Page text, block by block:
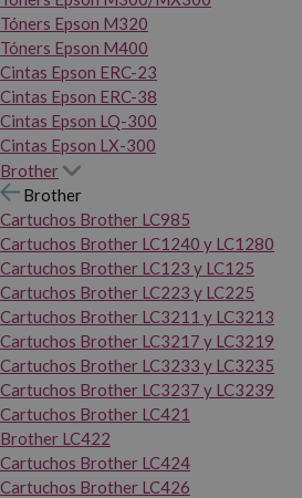
Tóners Epson M320
Tóners Epson M400
Cintas Epson ERC-23
Cintas Epson ERC-38
Cintas Epson LQ-300
Cintas Epson LX-300
Brother
Brother
Cartuchos Brother LC985
Cartuchos Brother LC1240 y LC1280
Cartuchos Brother LC123 y LC125
Cartuchos Brother LC223 y LC225
Cartuchos Brother LC3211 y LC3213
Cartuchos Brother LC3217 y LC3219
Cartuchos Brother LC3233 y LC3235
Cartuchos Brother LC3237 y LC3239
Cartuchos Brother LC421
Brother LC422
Cartuchos Brother LC424
Cartuchos Brother LC426